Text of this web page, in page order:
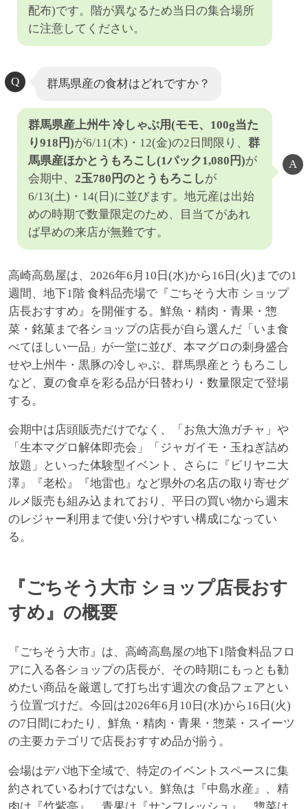
配布)です。階が異なるため当日の集合場所
に注意してください。
群馬県産の食材はどれですか？
群馬県産上州牛 冷しゃぶ用(モモ、100g当た
り918円)が6/11(木)・12(金)の2日間限り、 群
馬県産ほかとうもろこし(1パック1,080円)が
会期中、 2玉780円のとうもろこしが
6/13(土)・14(日)に並びます。地元産は出始
めの時期で数量限定のため、目当てがあれ
ば早めの来店が無難です。
高崎高島屋は、2026年6月10日(水)から16日(火)までの1
週間、地下1階 食料品売場で『ごちそう大市 ショップ
店長おすすめ』を開催する。鮮魚・精肉・青果・惣
菜・銘菓まで各ショップの店長が自ら選んだ「いま食
べてほしい一品」が一堂に並び、本マグロの刺身盛合
せや上州牛・黒豚の冷しゃぶ、群馬県産とうもろこし
など、夏の食卓を彩る品が日替わり・数量限定で登場
する。
会期中は店頭販売だけでなく、「お魚大漁ガチャ」や
「生本マグロ解体即売会」「ジャガイモ・玉ねぎ詰め
放題」といった体験型イベント、さらに『ビリヤニ大
澤』『老松』『地雷也』など県外の名店の取り寄せグ
ルメ販売も組み込まれており、平日の買い物から週末
のレジャー利用まで使い分けやすい構成になってい
る。
『ごちそう大市 ショップ店長おす
すめ』の概要
『ごちそう大市』は、高崎高島屋の地下1階食料品フロ
アに入る各ショップの店長が、その時期にもっとも勧
めたい商品を厳選して打ち出す週次の食品フェアとい
う位置づけだ。今回は2026年6月10日(水)から16日(火)
の7日間にわたり、鮮魚・精肉・青果・惣菜・スイーツ
の主要カテゴリで店長おすすめ品が揃う。
会場はデパ地下全域で、特定のイベントスペースに集
約されているわけではない。鮮魚は『中島水産』、精